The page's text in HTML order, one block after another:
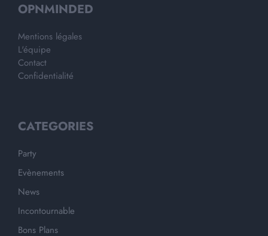
OPNMINDED
Mentions légales
L'équipe
Contact
Confidentialité
CATEGORIES
Party
Evènements
News
Incontournable
Bons Plans